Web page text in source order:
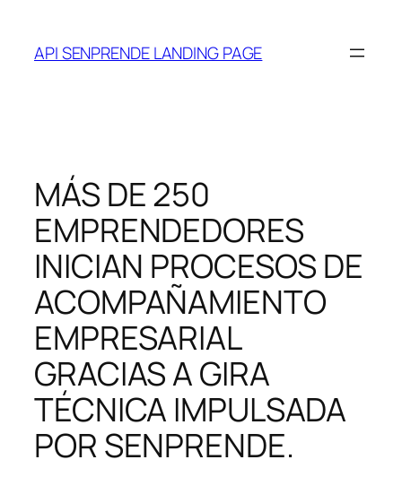
contenido
API SENPRENDE LANDING PAGE
MÁS DE 250
EMPRENDEDORES
INICIAN PROCESOS DE
ACOMPAÑAMIENTO
EMPRESARIAL
GRACIAS A GIRA
TÉCNICA IMPULSADA
POR SENPRENDE.